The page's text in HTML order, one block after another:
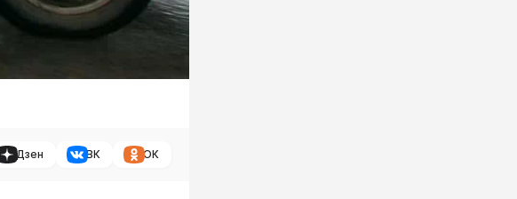
Дзен ВК ОК